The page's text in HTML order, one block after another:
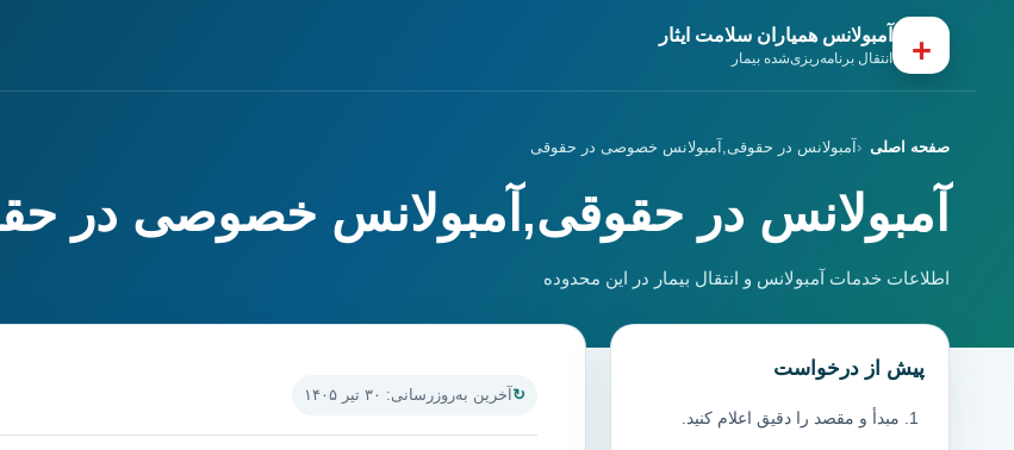
+ آمبولانس همیاران سلامت ایثار
انتقال برنامه‌ریزی‌شده بیمار
صفحه اصلی آمبولانس در حقوقی,آمبولانس خصوصی در حقوقی
آمبولانس در حقوقی,آمبولانس خصوصی در
اطلاعات خدمات آمبولانس و انتقال بیمار در این محدوده
آخرین به‌روزرسانی: ۳۰ تیر ۱۴۰۵
پیش از درخواست
مبدأ و مقصد را دقیق اعلام کنید.